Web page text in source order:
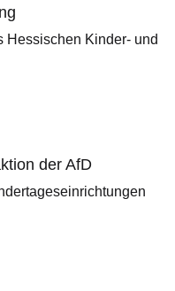
Hessischen Kinder- und
der AfD